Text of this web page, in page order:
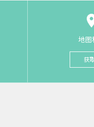
地图
获